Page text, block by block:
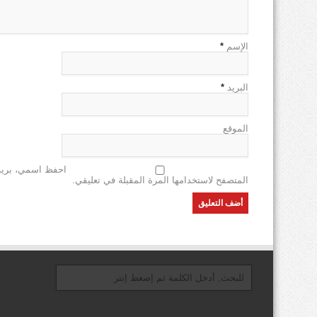
الإسم *
البريد *
الموقع
احفظ اسمي،
المتصفح لاستخدامها المرة المقبلة في تعليقي.